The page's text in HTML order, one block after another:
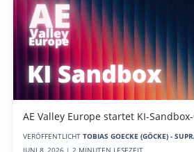
AE Valley Europe startet KI-
VERÖFFENTLICHT TOBIAS GOECKE (GÖCKE) -